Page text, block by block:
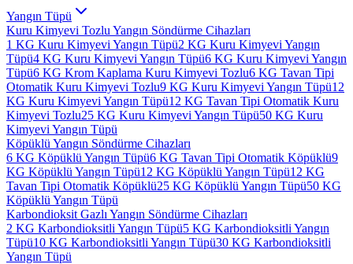
Yangın Tüpü
Kuru Kimyevi Tozlu Yangın Söndürme Cihazları
1 KG Kuru Kimyevi Yangın Tüpü2 KG Kuru Kimyevi Yangın
Tüpü4 KG Kuru Kimyevi Yangın Tüpü6 KG Kuru Kimyevi Yangın
Tüpü6 KG Krom Kaplama Kuru Kimyevi Tozlu6 KG Tavan Tipi
Otomatik Kuru Kimyevi Tozlu9 KG Kuru Kimyevi Yangın Tüpü12
KG Kuru Kimyevi Yangın Tüpü12 KG Tavan Tipi Otomatik Kuru
Kimyevi Tozlu25 KG Kuru Kimyevi Yangın Tüpü50 KG Kuru
Kimyevi Yangın Tüpü
Köpüklü Yangın Söndürme Cihazları
6 KG Köpüklü Yangın Tüpü6 KG Tavan Tipi Otomatik Köpüklü9
KG Köpüklü Yangın Tüpü12 KG Köpüklü Yangın Tüpü12 KG
Tavan Tipi Otomatik Köpüklü25 KG Köpüklü Yangın Tüpü50 KG
Köpüklü Yangın Tüpü
Karbondioksit Gazlı Yangın Söndürme Cihazları
2 KG Karbondioksitli Yangın Tüpü5 KG Karbondioksitli Yangın
Tüpü10 KG Karbondioksitli Yangın Tüpü30 KG Karbondioksitli
Yangın Tüpü